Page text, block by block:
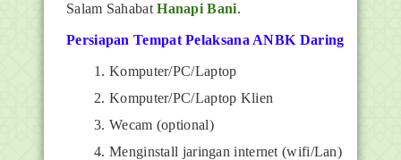
Salam SahabatHanapi Bani.
Persiapan Tempat Pelaksana ANBK Daring
Komputer/PC/Laptop
Komputer/PC/Laptop Klien
Wecam (optional)
Menginstall jaringan internet (wifi/Lan)